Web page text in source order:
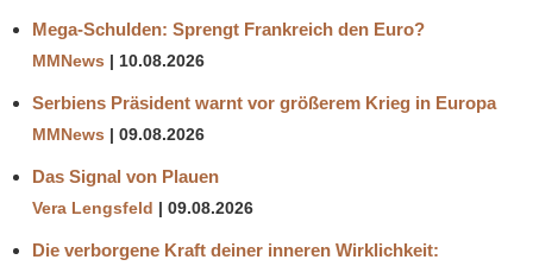
GLOBAL
VERGIFTEN
WIKILEAKS
Mega-Schulden: Sprengt Frankreich den Euro?
MMNews 10.08.2026
Serbiens Präsident warnt vor größerem Krieg in Europa
MMNews 09.08.2026
Das Signal von Plauen
Vera Lengsfeld 09.08.2026
Die verborgene Kraft deiner inneren Wirklichkeit: